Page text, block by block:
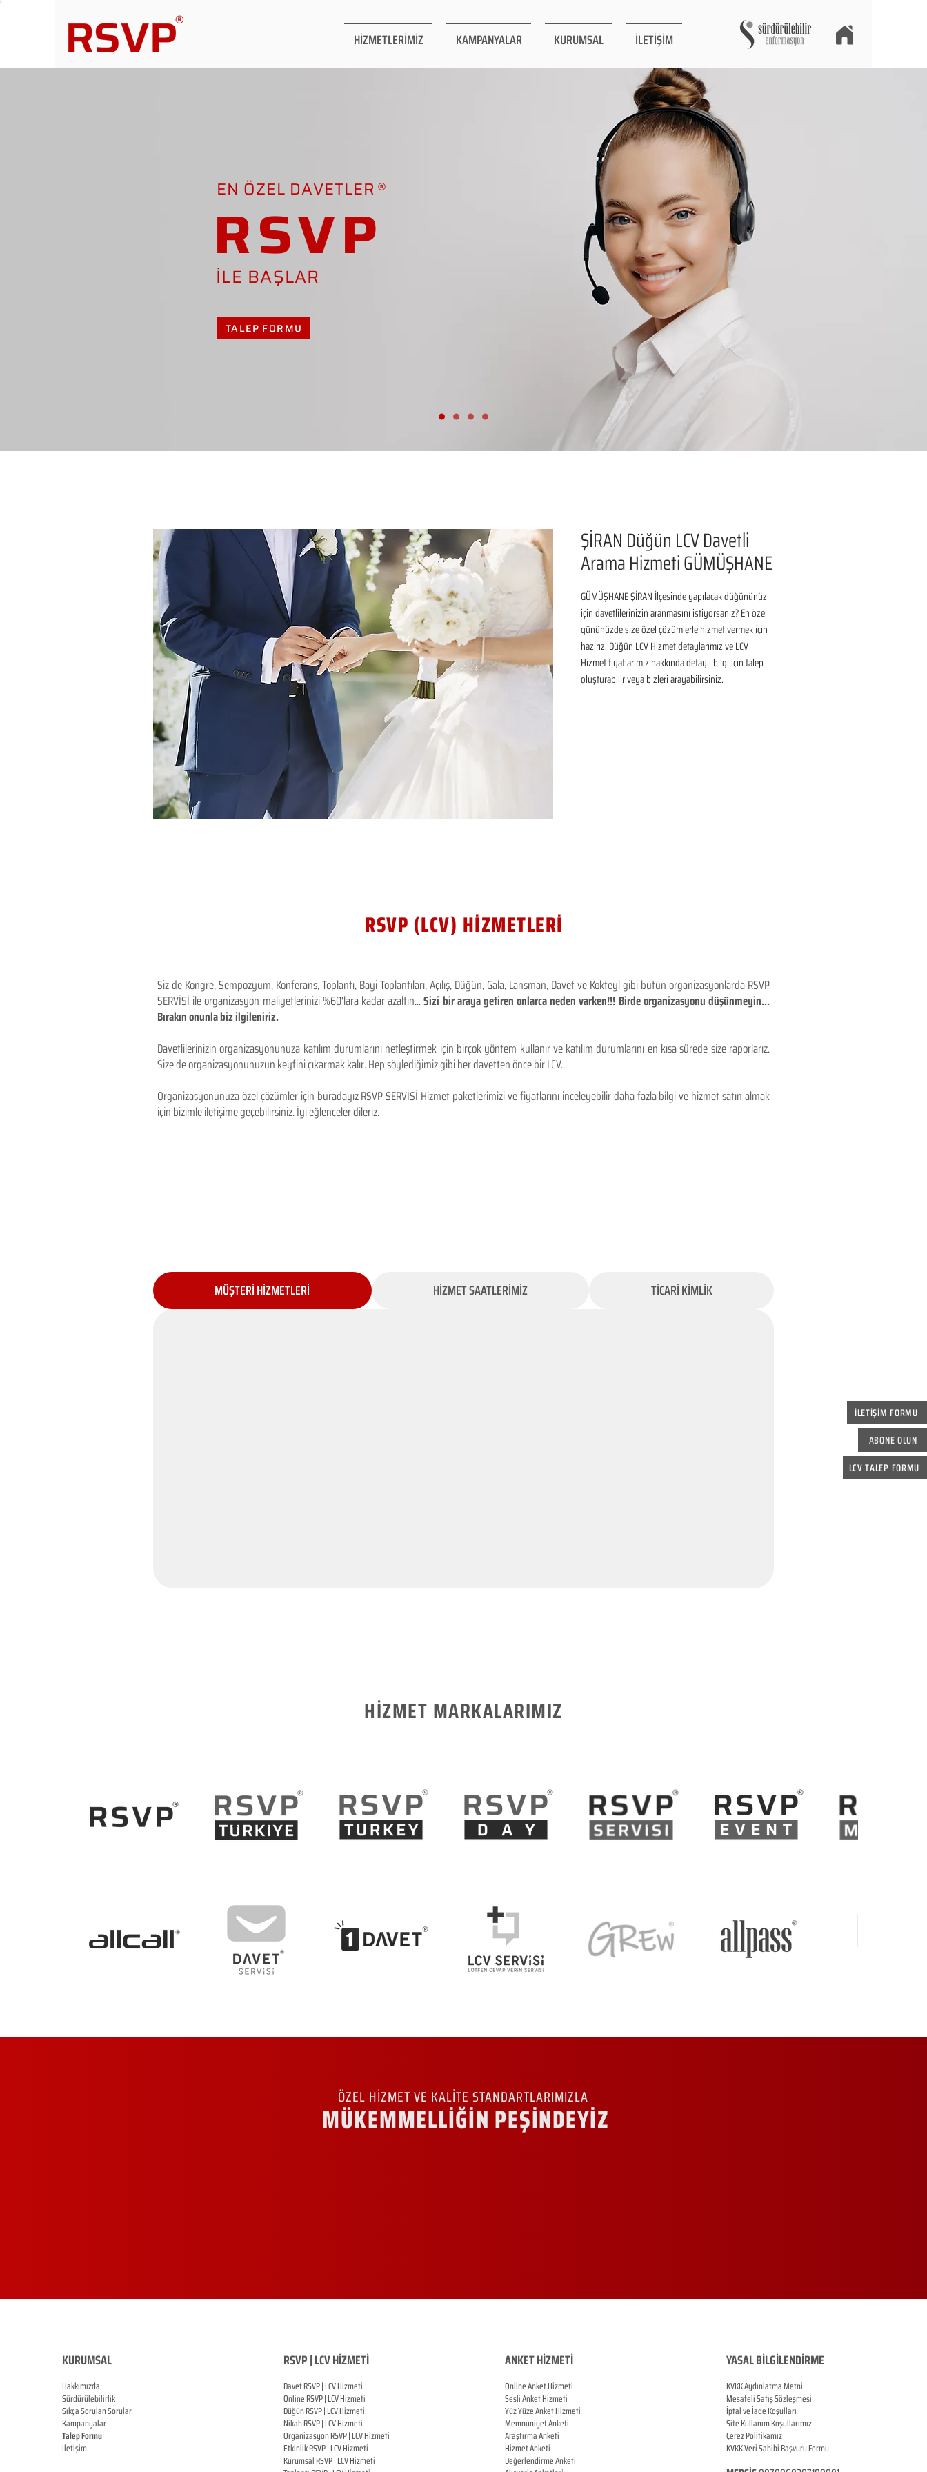
HİZMETLERİMİZ KAMPANYALAR KURUMSAL İLETİŞİM
İLETİŞİM FORMU
ABONE OLUN
LCV TALEP FORMU
EN ÖZEL DAVETLER
RSVP
İLE BAŞLAR
TALEP FORMU
ŞİRAN Düğün LCV Davetli
Arama Hizmeti GÜMÜŞHANE
GÜMÜŞHANE ŞİRAN İlçesinde yapılacak düğününüz
için davetlilerinizin aranmasını istiyorsanız? En özel
gününüzde size özel çözümlerle hizmet vermek için
hazırız. Düğün LCV Hizmet detaylarımız ve LCV
Hizmet fiyatlarımız hakkında detaylı bilgi için talep
oluşturabilir veya bizleri arayabilirsiniz.
RSVP (LCV) HİZMETLERİ
Siz de Kongre, Sempozyum, Konferans, Toplantı, Bayi Toplantıları, Açılış, Düğün, Gala, Lansman, Davet ve Kokteyl gibi bütün organizasyonlarda RSVP
SERVİSİ ile organizasyon maliyetlerinizi %60'lara kadar azaltın...Sizi bir araya getiren onlarca neden varken!!! Birde organizasyonu düşünmeyin...
Bırakın onunla biz ilgileniriz.
Davetlilerinizin organizasyonunuza katılım durumlarını netleştirmek için birçok yöntem kullanır ve katılım durumlarını en kısa sürede size raporlarız.
Size de organizasyonunuzun keyfini çıkarmak kalır. Hep söylediğimiz gibi her davetten önce bir LCV...
Organizasyonunuza özel çözümler için buradayız RSVP SERVİSİ Hizmet paketlerimizi ve fiyatlarını inceleyebilir daha fazla bilgi ve hizmet satın almak
için bizimle iletişime geçebilirsiniz. İyi eğlenceler dileriz.
MÜŞTERİ HİZMETLERİ HİZMET SAATLERİMİZ TİCARİ KİMLİK
HİZMET MARKALARIMIZ
ÖZEL HİZMET VE KALİTE STANDARTLARIMIZLA
MÜKEMMELLİĞİN PEŞİNDEYİZ
KURUMSAL
Hakkımızda
Sürdürülebilirlik
Sıkça Sorulan Sorular
Kampanyalar
Talep Formu
İletişim
RSVP | LCV HİZMETİ
Davet RSVP | LCV Hizmeti
OnlineRSVP |LCV Hizmeti
DüğünRSVP |LCV Hizmeti
NikahRSVP |LCV Hizmeti
OrganizasyonRSVP |LCV Hizmeti
EtkinlikRSVP |LCV Hizmeti
KurumsalRSVP |LCV Hizmeti
ANKET HİZMETİ
Online Anket Hizmeti
Sesli Anket Hizmeti
Yüz Yüze Anket Hizmeti
Memnuniyet Anketi
Araştırma Anketi
Hizmet Anketi
Değerlendirme Anketi
YASAL BİLGİLENDİRME
KVKK Aydınlatma Metni
Mesafeli Satış Sözleşmesi
İptal ve İade Koşulları
Site Kullanım Koşullarımız
Çerez Politikamız
KVKK Veri Sahibi Başvuru Formu